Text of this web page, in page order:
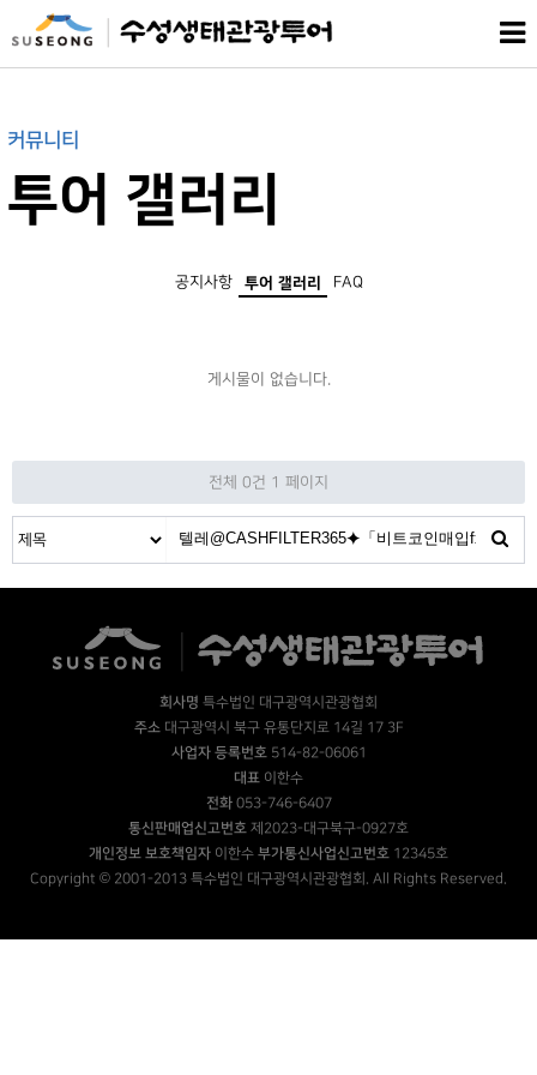
커뮤니티
투어 갤러리
공지사항 투어 갤러리 FAQ
게시물이 없습니다.
전체 0건 1 페이지
회사명 특수법인 대구광역시관광협회
주소대구광역시 북구 유통단지로 14길 17 3F
사업자 등록번호514-82-06061
대표 이한수
전화053-746-6407
통신판매업신고번호 제2023-대구북구-0927호
개인정보 보호책임자 이한수 부가통신사업신고번호 12345호
Copyright © 2001-2013 특수법인 대구광역시관광협회. All Rights Reserved.